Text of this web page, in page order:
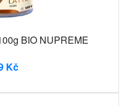
BIO NUPREME
Kč